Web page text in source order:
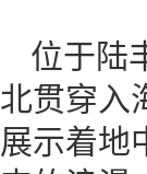
位于陆
北贯穿入
展示着地